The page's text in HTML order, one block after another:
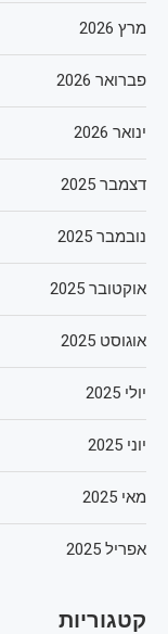
מרץ 2026
פברואר 2026
ינואר 2026
דצמבר 2025
נובמבר 2025
אוקטובר 2025
אוגוסט 2025
יולי 2025
יוני 2025
מאי 2025
אפריל 2025
קטגוריות